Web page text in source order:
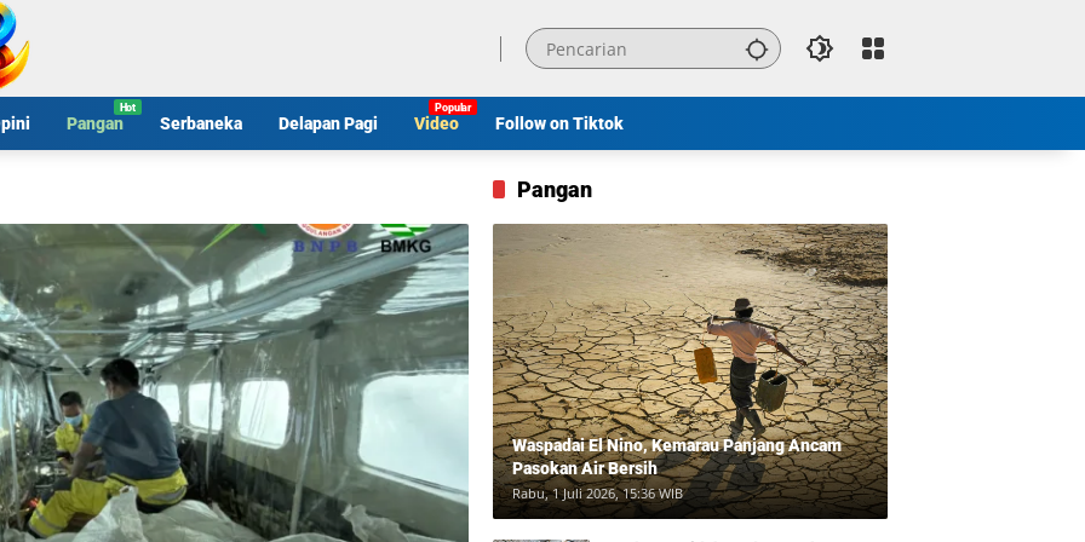
Pangan Serbaneka Delapan Pagi Video Follow on Tiktok
Pangan
Waspadai El Nino, Kemarau Panjang Ancam
Pasokan Air Bersih
Rabu, 1 Juli 2026, 15:36 WIB